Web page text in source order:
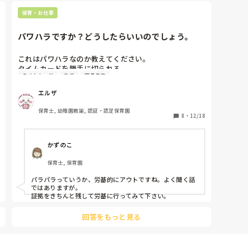
きます。
明日子どもたちが絵を持ち帰り予定なのに、1人では到
いの😢
早く解放されたい…
ここまで読んでくださった方すみません（ ;  ; ）
だけは手書きで本当に、おかしい世界だなぁと思っていま
す。
保育・お仕事
パワハラですか？どうしたらいいのでしょう。
これはパワハラなのか教えてください。
タイムカードを勝手に切られる。
タイムカードを押してから残業するのは何も言われない
が、タイムカードを切らないとそれは必要な事なの？業
務ないでやってと、若い先生、ベテランでも物腰の柔ら
かい先生達は言われてしまう。
休申請していないのに「入れといちゃった！笑笑」と有
休を入れられてしまう。
行事の際に全体の飾り付けをみんなでやってるのに、目
をつけられた人だけ自分でやってと言われている。
タイムカード 主任 園長先生
エルザ
保育士, 幼稚園教諭, 認証・認定保育園
8 ・ 12/18
かずのこ
保育士, 保育園
パラパラっていうか、労基的にアウトですね。よく聞く話
ではありますが。
証拠をきちんと残して労基に行ってみて下さい。
回答をもっと見る